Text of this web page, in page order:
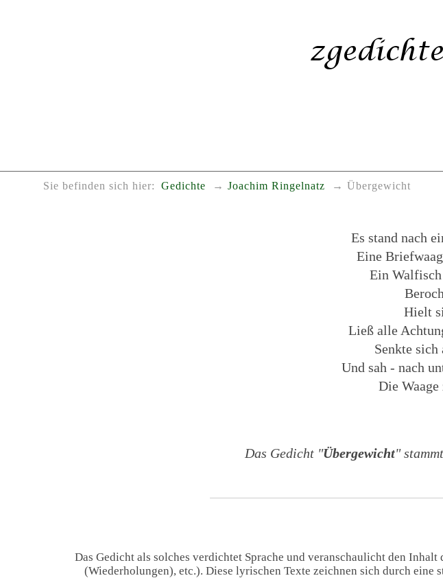
Sie befinden sich hier: Gedichte Joachim Ringelnatz Übergewicht
Es stand nach
Eine
Ein Walfisch
Hielt
Ließ alle
Senkte
Und sah - nach
Die
Das Gedicht "Übergewicht"
Das Gedicht als solches verdichtet Sprache und veranschaulicht den
(Wiederholungen), etc.). Diese lyrischen Texte zeichnen sich durch eine